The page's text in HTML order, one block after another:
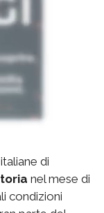
di
nel mese di
condizioni